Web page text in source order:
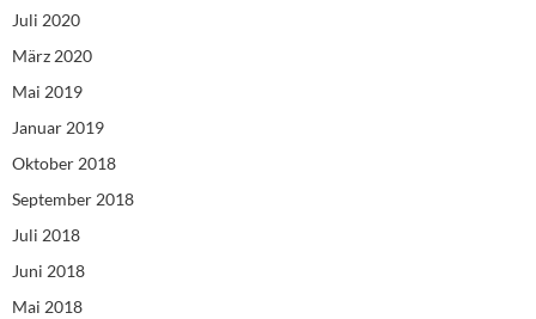
Juli 2020
März 2020
Mai 2019
Januar 2019
Oktober 2018
September 2018
Juli 2018
Juni 2018
Mai 2018